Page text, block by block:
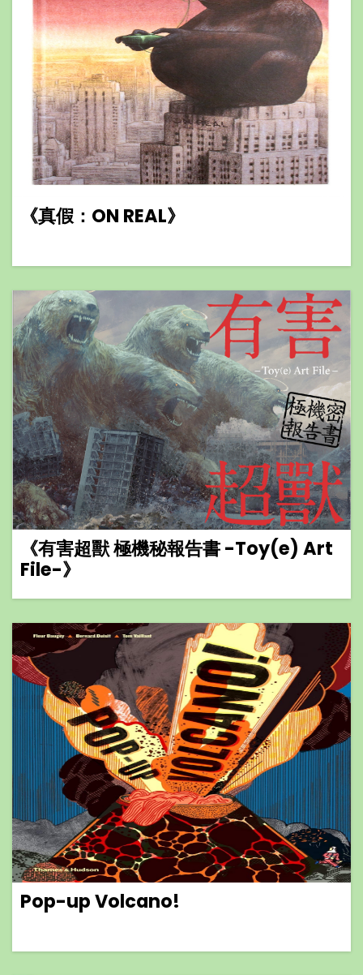
《真假：ON REAL》
《有害超獸 極機秘報告書 -Toy(e) Art
File-》
Pop-up Volcano!